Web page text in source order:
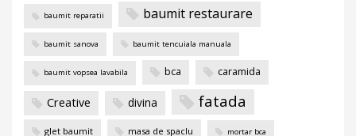
baumit reparatii baumit restaurare
baumit sanova baumit tencuiala manuala
baumit vopsea lavabila bca caramida
Creative divina fatada
glet baumit masa de spaclu mortar bca